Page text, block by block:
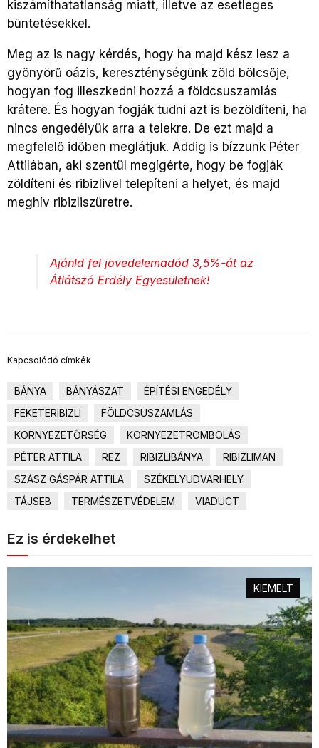
kiszámíthatatlanság miatt, illetve az esetleges
büntetésekkel.
Meg az is nagy kérdés, hogy ha majd kész lesz a
gyönyörű oázis, kereszténységünk zöld bölcsője,
hogyan fog illeszkedni hozzá a földcsuszamlás
krátere. És hogyan fogják tudni azt is bezöldíteni, ha
nincs engedélyük arra a telekre. De ezt majd a
megfelelő időben meglátjuk. Addig is bízzunk Péter
Attilában, aki szentül megígérte, hogy be fogják
zöldíteni és ribizlivel telepíteni a helyet, és majd
meghív ribizliszüretre.
Ajánld fel jövedelemadód 3,5%-át az
Átlátszó Erdély Egyesületnek!
Kapcsolódó címkék
BÁNYA BÁNYÁSZAT
ÉPÍTÉSI ENGEDÉLY
FEKETERIBIZLI
FÖLDCSUSZAMLÁS
KÖRNYEZETŐRSÉG
KÖRNYEZETROMBOLÁS
PÉTER ATTILA
REZ RIBIZLIBÁNYA
RIBIZLIMAN
SZÁSZ GÁSPÁR ATTILA
SZÉKELYUDVARHELY
TÁJSEB
TERMÉSZETVÉDELEM VIADUCT
Ez is érdekelhet
KIEMELT